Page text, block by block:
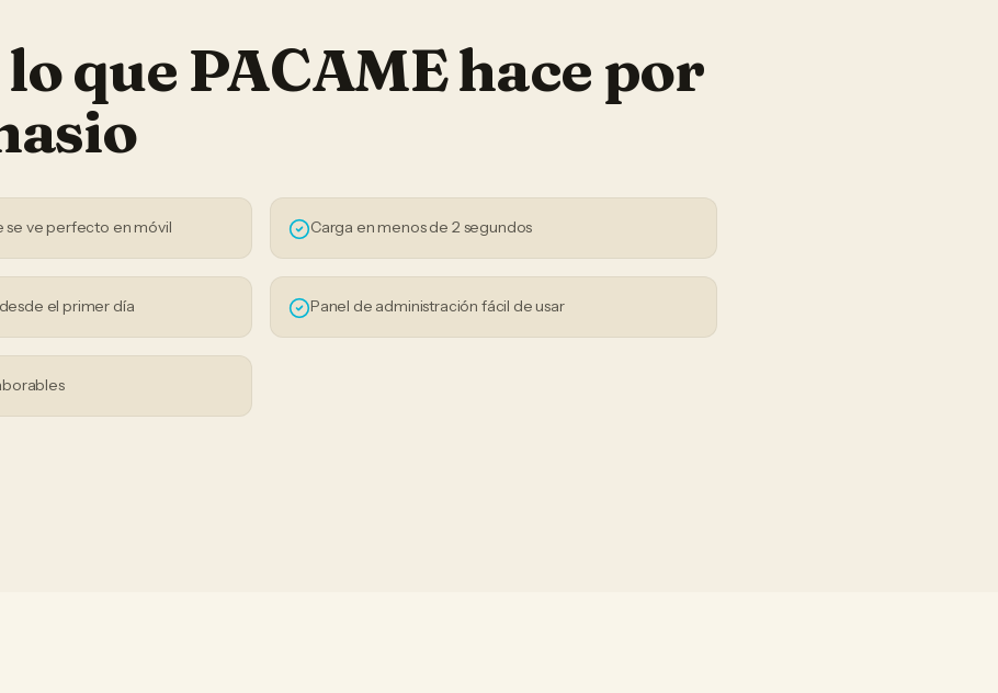
lo que PACAME hace por
se ve perfecto en móvil Carga en menos de 2 segundos
el primer día Panel de administración fácil de usar